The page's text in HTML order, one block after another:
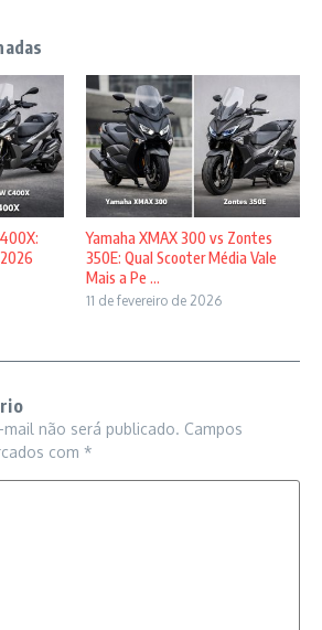
Yamaha XMAX 300 vs Zontes
350E: Qual Scooter Média Vale
Mais a Pe ...
11 de fevereiro de 2026
não será publicado. Campos
com *